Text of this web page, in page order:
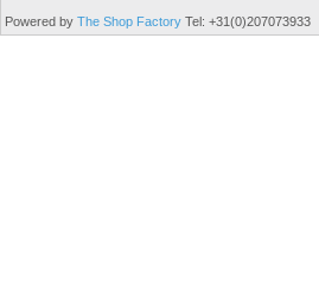
Powered by The Shop Factory Tel: +31(0)207073933